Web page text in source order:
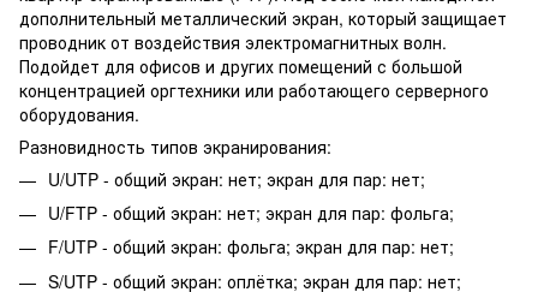
дополнительный металлический экран, который защищает
проводник от воздействия электромагнитных волн.
Подойдет для офисов и других помещений с большой
концентрацией оргтехники или работающего серверного
оборудования.
Разновидность типов экранирования:
U/UTP - общий экран: нет; экран для пар: нет;
U/FTP - общий экран: нет; экран для пар: фольга;
F/UTP - общий экран: фольга; экран для пар: нет;
S/UTP - общий экран: оплётка; экран для пар: нет;